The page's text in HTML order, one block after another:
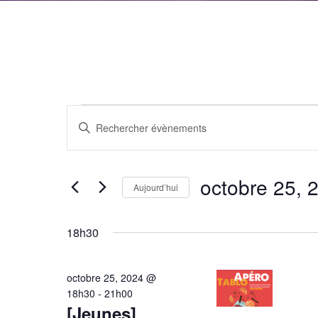
Évènements
for
octobre
Recherche
et
navigation
de
vues
Saisir
Rechercher
Évènements
mot-
Aujourd’hui octobre 25,
une
18h30
[Jeunes]
octobre 25, 2024 @
18h30 - 21h00